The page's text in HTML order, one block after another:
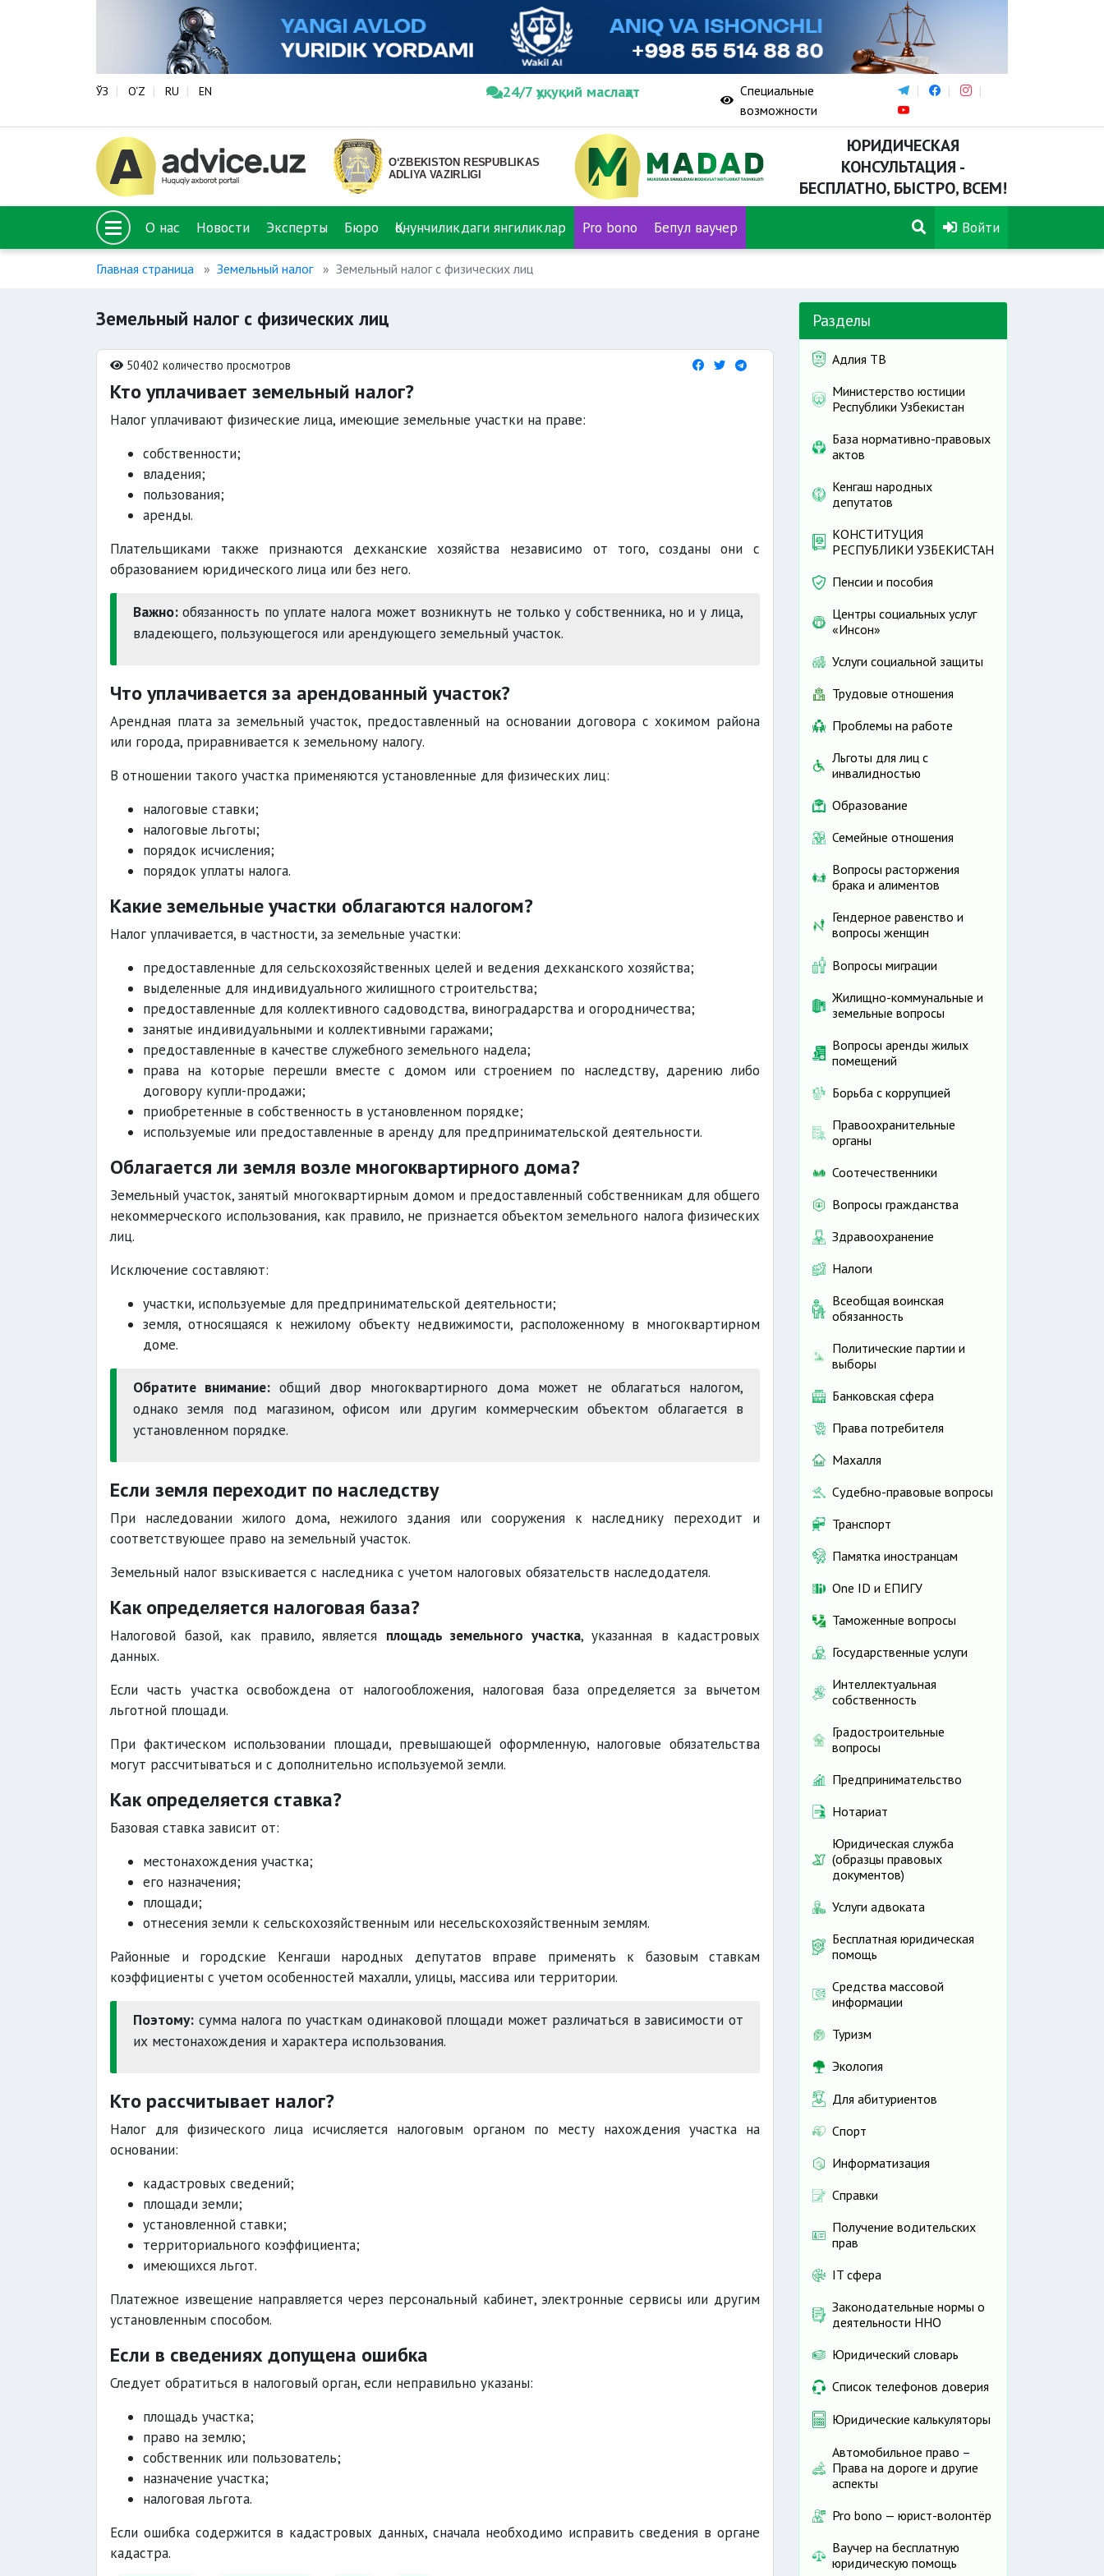
ЎЗ O‘Z RU EN 24/7 ҳуқуқий маслаҳат
Специальные
возможности
ЮРИДИЧЕСКАЯ
КОНСУЛЬТАЦИЯ -
БЕСПЛАТНО, БЫСТРО, ВСЕМ!
О нас Новости Эксперты Бюро Қонунчиликдаги янгиликлар Pro bono Бепул ваучер Войти
Главная страница Земельный налог Земельный налог с физических лиц
Земельный налог с физических лиц
50402 количество просмотров
Кто уплачивает земельный налог?
Налог уплачивают физические лица, имеющие земельные участки на праве:
собственности;
владения;
пользования;
аренды.
Плательщиками также признаются дехканские хозяйства независимо от того, созданы они с
образованием юридического лица или без него.
Важно: обязанность по уплате налога может возникнуть не только у собственника, но и у лица,
владеющего, пользующегося или арендующего земельный участок.
Что уплачивается за арендованный участок?
Арендная плата за земельный участок, предоставленный на основании договора с хокимом района
или города, приравнивается к земельному налогу.
В отношении такого участка применяются установленные для физических лиц:
налоговые ставки;
налоговые льготы;
порядок исчисления;
порядок уплаты налога.
Какие земельные участки облагаются налогом?
Налог уплачивается, в частности, за земельные участки:
предоставленные для сельскохозяйственных целей и ведения дехканского хозяйства;
выделенные для индивидуального жилищного строительства;
предоставленные для коллективного садоводства, виноградарства и огородничества;
занятые индивидуальными и коллективными гаражами;
предоставленные в качестве служебного земельного надела;
права на которые перешли вместе с домом или строением по наследству, дарению либо
договору купли-продажи;
приобретенные в собственность в установленном порядке;
используемые или предоставленные в аренду для предпринимательской деятельности.
Облагается ли земля возле многоквартирного дома?
Земельный участок, занятый многоквартирным домом и предоставленный собственникам для общего
некоммерческого использования, как правило, не признается объектом земельного налога физических
лиц.
Исключение составляют:
участки, используемые для предпринимательской деятельности;
земля, относящаяся к нежилому объекту недвижимости, расположенному в многоквартирном
доме.
Обратите внимание: общий двор многоквартирного дома может не облагаться налогом,
однако земля под магазином, офисом или другим коммерческим объектом облагается в
установленном порядке.
Если земля переходит по наследству
При наследовании жилого дома, нежилого здания или сооружения к наследнику переходит и
соответствующее право на земельный участок.
Земельный налог взыскивается с наследника с учетом налоговых обязательств наследодателя.
Как определяется налоговая база?
Налоговой базой, как правило, является площадь земельного участка, указанная в кадастровых
данных.
Если часть участка освобождена от налогообложения, налоговая база определяется за вычетом
льготной площади.
При фактическом использовании площади, превышающей оформленную, налоговые обязательства
могут рассчитываться и с дополнительно используемой земли.
Как определяется ставка?
Базовая ставка зависит от:
местонахождения участка;
его назначения;
площади;
отнесения земли к сельскохозяйственным или несельскохозяйственным землям.
Районные и городские Кенгаши народных депутатов вправе применять к базовым ставкам
коэффициенты с учетом особенностей махалли, улицы, массива или территории.
Поэтому: сумма налога по участкам одинаковой площади может различаться в зависимости от
их местонахождения и характера использования.
Кто рассчитывает налог?
Налог для физического лица исчисляется налоговым органом по месту нахождения участка на
основании:
кадастровых сведений;
площади земли;
установленной ставки;
территориального коэффициента;
имеющихся льгот.
Платежное извещение направляется через персональный кабинет, электронные сервисы или другим
установленным способом.
Если в сведениях допущена ошибка
Следует обратиться в налоговый орган, если неправильно указаны:
площадь участка;
право на землю;
собственник или пользователь;
назначение участка;
налоговая льгота.
Если ошибка содержится в кадастровых данных, сначала необходимо исправить сведения в органе
кадастра.
Разделы
Адлия ТВ
Министерство юстиции
Республики Узбекистан
База нормативно-правовых
актов
Кенгаш народных
депутатов
КОНСТИТУЦИЯ
РЕСПУБЛИКИ УЗБЕКИСТАН
Пенсии и пособия
Центры социальных услуг
«Инсон»
Услуги социальной защиты
Трудовые отношения
Проблемы на работе
Льготы для лиц с
инвалидностью
Образование
Семейные отношения
Вопросы расторжения
брака и алиментов
Гендерное равенство и
вопросы женщин
Вопросы миграции
Жилищно-коммунальные и
земельные вопросы
Вопросы аренды жилых
помещений
Борьба с коррупцией
Правоохранительные
органы
Соотечественники
Вопросы гражданства
Здравоохранение
Налоги
Всеобщая воинская
обязанность
Политические партии и
выборы
Банковская сфера
Права потребителя
Махалля
Судебно-правовые вопросы
Транспорт
Памятка иностранцам
One ID и ЕПИГУ
Таможенные вопросы
Государственные услуги
Интеллектуальная
собственность
Градостроительные
вопросы
Предпринимательство
Нотариат
Юридическая служба
(образцы правовых
документов)
Услуги адвоката
Бесплатная юридическая
помощь
Средства массовой
информации
Туризм
Экология
Для абитуриентов
Спорт
Информатизация
Справки
Получение водительских
прав
IT сфера
Законодательные нормы о
деятельности ННО
Юридический словарь
Список телефонов доверия
Юридические калькуляторы
Автомобильное право –
Права на дороге и другие
аспекты
Pro bono — юрист-волонтёр
Ваучер на бесплатную
юридическую помощь